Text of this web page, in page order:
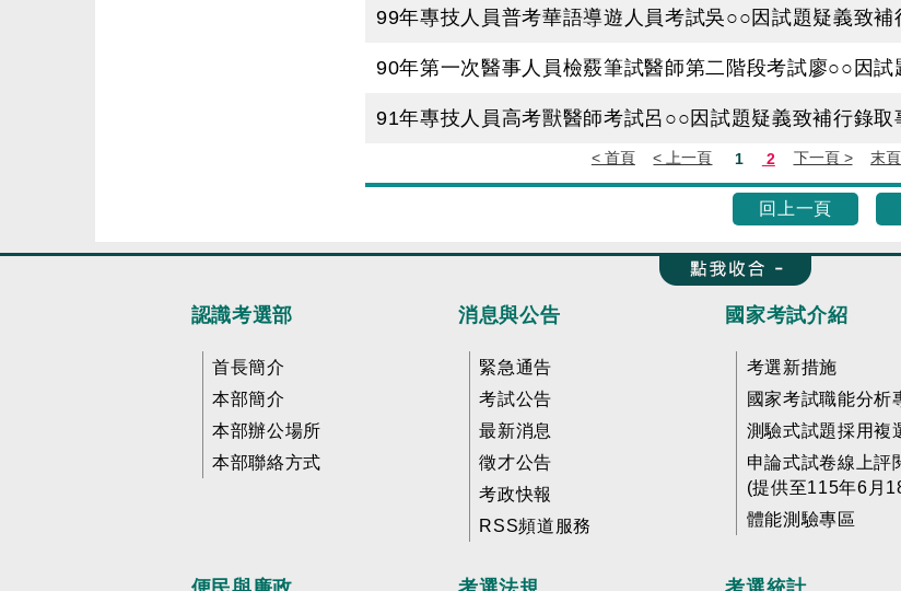
99年專技人員普考華語導遊人員考試吳○○因試題疑義致補
90年第一次醫事人員檢覈筆試醫師第二階段考試廖○○因
91年專技人員高考獸醫師考試呂○○因試題疑義致補行錄取
目
回上一頁
收合 FatFooter
認識考選部
首長簡介
本部簡介
本部辦公場所
本部聯絡方式
消息與公告
緊急通告
考試公告
最新消息
徵才公告
考政快報
RSS頻道服務
國家考試介紹
考選新措施
國家考試職能分析
測驗式試題採用複
申論式試卷線上評
(提供至115年6月
體能測驗專區